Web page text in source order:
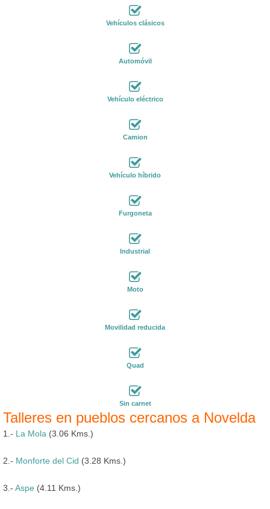
Vehículos clásicos
Automóvil
Vehículo eléctrico
Camion
Vehículo híbrido
Furgoneta
Industrial
Moto
Movilidad reducida
Quad
Sin carnet
Talleres en pueblos cercanos a Novelda
1.- La Mola (3.06 Kms.)
2.- Monforte del Cid (3.28 Kms.)
3.- Aspe (4.11 Kms.)